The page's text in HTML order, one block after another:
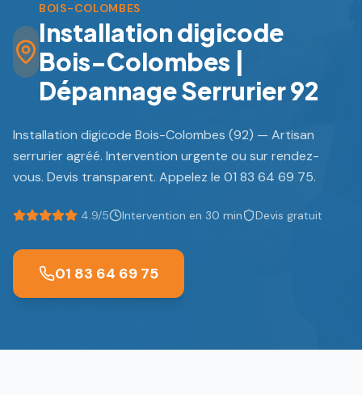
BOIS-COLOMBES
Installation digicode
Bois-Colombes |
Dépannage Serrurier 92
Installation digicode Bois-Colombes (92) — Artisan
serrurier agréé. Intervention urgente ou sur rendez-
vous. Devis transparent. Appelez le 01 83 64 69 75.
4.9/5 Intervention en 30 min Devis gratuit
01 83 64 69 75